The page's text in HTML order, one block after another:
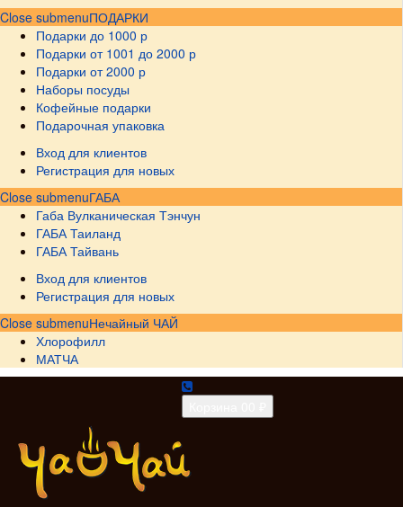
Close submenuПОДАРКИ
Подарки до 1000 р
Подарки от 1001 до 2000 р
Подарки от 2000 р
Наборы посуды
Кофейные подарки
Подарочная упаковка
Вход для клиентов
Регистрация для новых
Close submenuГАБА
Габа Вулканическая Тэнчун
ГАБА Таиланд
ГАБА Тайвань
Вход для клиентов
Регистрация для новых
Close submenuНечайный ЧАЙ
Хлорофилл
МАТЧА